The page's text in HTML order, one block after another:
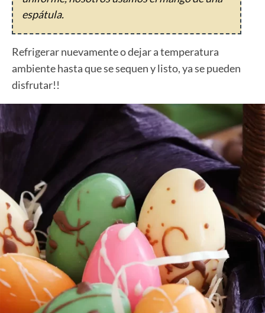
espátula.
Refrigerar nuevamente o dejar a temperatura
ambiente hasta que se sequen y listo, ya se pueden
disfrutar!!